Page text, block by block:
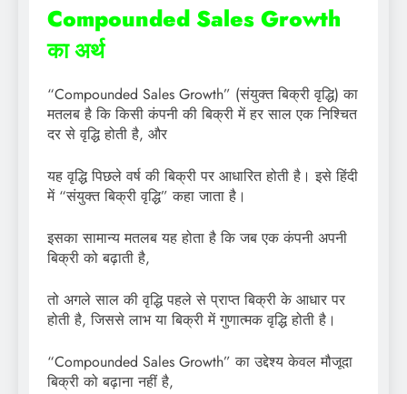
Compounded Sales Growth
का अर्थ
“Compounded Sales Growth” (संयुक्त बिक्री वृद्धि) का
मतलब है कि किसी कंपनी की बिक्री में हर साल एक निश्चित
दर से वृद्धि होती है, और
यह वृद्धि पिछले वर्ष की बिक्री पर आधारित होती है। इसे हिंदी
में “संयुक्त बिक्री वृद्धि” कहा जाता है।
इसका सामान्य मतलब यह होता है कि जब एक कंपनी अपनी
बिक्री को बढ़ाती है,
तो अगले साल की वृद्धि पहले से प्राप्त बिक्री के आधार पर
होती है, जिससे लाभ या बिक्री में गुणात्मक वृद्धि होती है।
“Compounded Sales Growth” का उद्देश्य केवल मौजूदा
बिक्री को बढ़ाना नहीं है,